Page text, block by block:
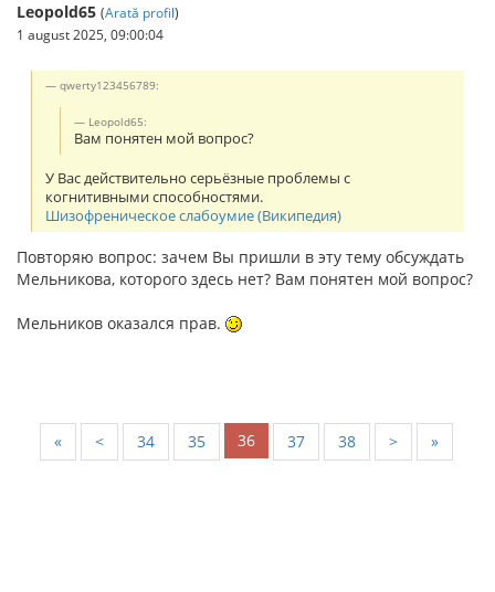
Leopold65 (Arată profil)
1 august 2025, 09:00:04
qwerty123456789:
Leopold65:
Вам понятен мой вопрос?
У Вас действительно серьёзные проблемы с
когнитивными способностями.
Шизофреническое слабоумие (Википедия)
Повторяю вопрос: зачем Вы пришли в эту тему обсуждать
Мельникова, которого здесь нет? Вам понятен мой вопрос?
Мельников оказался прав.
« < 34 35 36 37 38 > »